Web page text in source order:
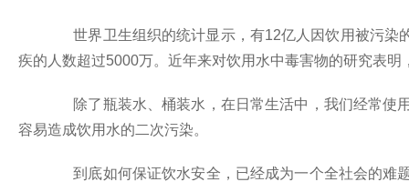
世界卫生组织的统计显示，有12亿人因饮用被污染
疾的人数超过5000万。近年来对饮用水中毒害物的研究表明
除了瓶装水、桶装水，在日常生活中，我们经常使用
容易造成饮用水的二次污染。
到底如何保证饮水安全，已经成为一个全社会的难题